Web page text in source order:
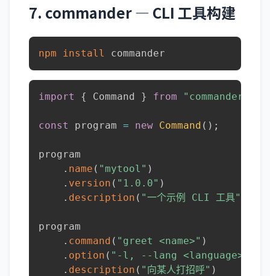
7. commander — CLI 工具构建
npm install commander
import { Command } from "commander"
const program = new Command ( ) ;
program
. name ( "mytool" )
. version ( "1.0.0" )
. description ( "一个示例 CLI 工具"
program
. command ( "greet <name>" )
. option ( "-l, --lang <language>"
. description ( "向某人打招呼" )